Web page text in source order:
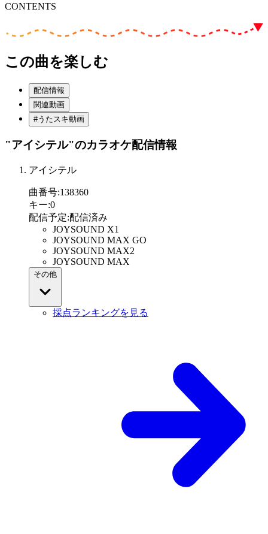
CONTENTS
この曲を楽しむ
配信情報
関連動画
#うたスキ動画
"アイシテル"のカラオケ配信情報
アイシテル
曲番号:138360
キー:0
配信予定:配信済み
JOYSOUND X1
JOYSOUND MAX GO
JOYSOUND MAX2
JOYSOUND MAX
その他
採点ランキングを見る